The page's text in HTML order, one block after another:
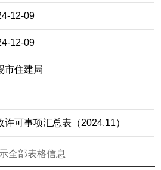
12-09
12-09
市住建局
许可事项汇总表（2024.11）
全部表格信息